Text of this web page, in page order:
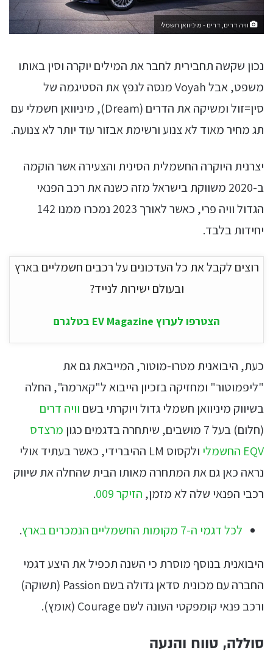
וויה דרים, דרים - מיניוואן חשמלי
נכון שקשה תחבירית לחבר את המילים יוקרה וסין באותו
משפט, אבל Voyah מנסה לנפץ את הסטיגמה של
סין=זול ומשיקה את הדרים (Dream), מיניוואן חשמלי עם
תג מחיר מאוד לא צנוע ורשימת אבזור עוד יותר לא צנועה.
יצרנית היוקרה החשמלית הסינית והצעירה אשר הוקמה
ב-2020 משווקת בישראל מזה כשנה את רכב הפנאי
הגדול וויה פרי, כאשר לאורך 2023 נמכרו ממנו 142
יחידות בלבד.
רוצים לקבל את כל העדכונים על רכבים חשמליים בארץ
ובעולם ישירות לנייד?
הצטרפו לערוץ EV Magazine בטלגרם
כעת, היבואנית מטרו-מוטור, המייבאת גם את
"ליפמוטור" ומחזיקה בזכיון הייבוא ל"קארמה", החלה
בשיווק מיניוואן חשמלי גדול ויוקרתי בשם וויה דרים
(חלום) בעל 7 מושבים, שיתחרה בדגמים כגון
מרצדס
EQV החשמלי
ולקסוס LM ההיברידי, כאשר בעתיד אולי
נראה כאן גם את המתחרה מאותו הבית שהחלה את שיווק
רכבי הפנאי שלה לא מזמן, הזיקר 009 .
לכל דגמי ה-7 מקומות החשמליים הנמכרים בארץ .
היבואנית בנוסף מוסרת כי השנה תכפיל את היצע דגמי
החברה עם מכונית סדאן גדולה בשם Passion (תשוקה)
ורכב פנאי קומפקטי העונה לשם Courage (אומץ).
סוללה, טווח והנעה